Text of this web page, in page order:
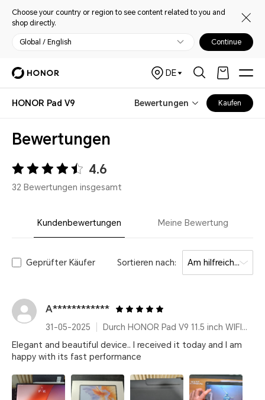
Choose your country or region to see content related to you and
shop directly.
Global / English Continue
DE
HONOR Pad V9 Bewertungen Kaufen
Bewertungen
4.6
32 Bewertungen insgesamt
Kundenbewertungen Meine Bewertung
Geprüfter Käufer Sortieren nach: Am hilfreichsten
A************
31-05-2025
Durch HONOR Pad V9 11.5 inch WIFI Only 8GB+256GB White with Flip Cover and Pen
Elegant and beautiful device.. I received it today and I am
happy with its fast performance